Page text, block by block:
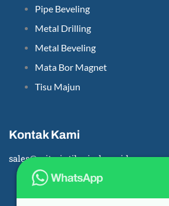
Pipe Beveling
Metal Drilling
Metal Beveling
Mata Bor Magnet
Tisu Majun
Kontak Kami
sales@mitraintiborindo.co.id